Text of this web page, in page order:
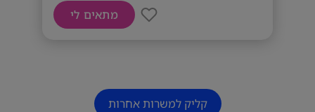
מתאים לי
קליק למשרות אחרות